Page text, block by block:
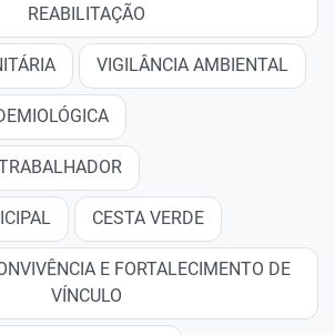
REABILITAÇÃO
VIGILÂNCIA AMBIENTAL
CESTA VERDE
E FORTALECIMENTO DE
VÍNCULO